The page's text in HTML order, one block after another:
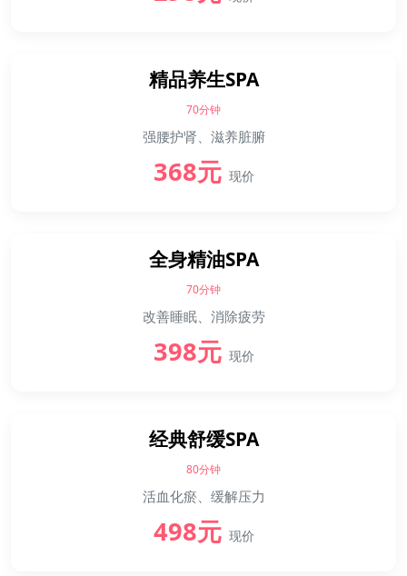
精品养生SPA
70分钟
强腰护肾、滋养脏腑
368元 现价
全身精油SPA
70分钟
改善睡眠、消除疲劳
398元 现价
经典舒缓SPA
80分钟
活血化瘀、缓解压力
498元 现价